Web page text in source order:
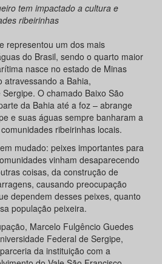
tem impactado a cultura e
ribeirinhas
representou um dos mais
do Brasil, sendo o quarto maior
nasce no estado de Minas
atravessando a Bahia,
O chamado Baixo São
da Bahia até a foz – abrange
e suas águas sempre banharam a
ribeirinhas locais.
mudado: peixes importantes para
vinham desaparecendo
coisas, da construção de
causando preocupação
dependem desses peixes, quanto
população peixeira.
Marcelo Fulgêncio Guedes
Federal de Sergipe,
da instituição com a